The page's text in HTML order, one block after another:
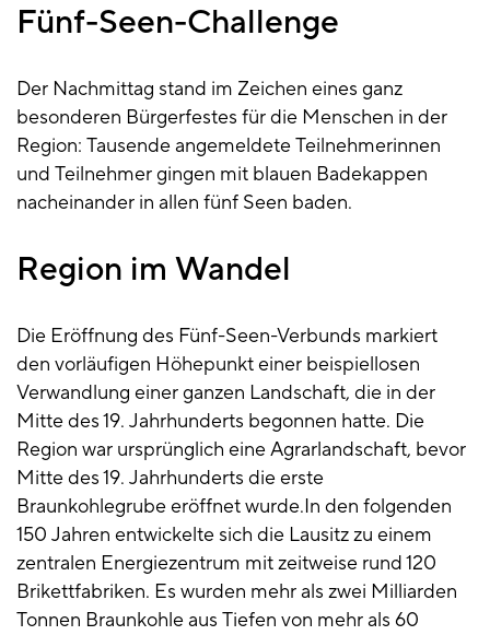
Fünf-Seen-Challenge
Der Nachmittag stand im Zeichen eines ganz
besonderen Bürgerfestes für die Menschen in der
Region: Tausende angemeldete Teilnehmerinnen
und Teilnehmer gingen mit blauen Badekappen
nacheinander in allen fünf Seen baden.
Region im Wandel
Die Eröffnung des Fünf-Seen-Verbunds markiert
den vorläufigen Höhepunkt einer beispiellosen
Verwandlung einer ganzen Landschaft, die in der
Mitte des 19. Jahrhunderts begonnen hatte. Die
Region war ursprünglich eine Agrarlandschaft, bevor
Mitte des 19. Jahrhunderts die erste
Braunkohlegrube eröffnet wurde.In den folgenden
150 Jahren entwickelte sich die Lausitz zu einem
zentralen Energiezentrum mit zeitweise rund 120
Brikettfabriken. Es wurden mehr als zwei Milliarden
Tonnen Braunkohle aus Tiefen von mehr als 60